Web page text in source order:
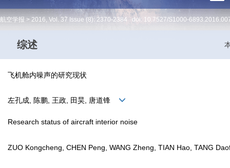
航空学报 > 2016, Vol. 37 Issue (8): 2370-2384 doi: 10.7527/S1000-
综述
飞机舱内噪声的研究现状
左孔成, 陈鹏, 王政, 田昊, 唐道锋
Research status of aircraft interior noise
ZUO Kongcheng, CHEN Peng, WANG Zheng, TIAN Hao, TANG